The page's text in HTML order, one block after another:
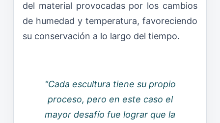
del material provocadas por los cambios
de humedad y temperatura, favoreciendo
su conservación a lo largo del tiempo.
"Cada escultura tiene su propio
proceso, pero en este caso el
mayor desafío fue lograr que la